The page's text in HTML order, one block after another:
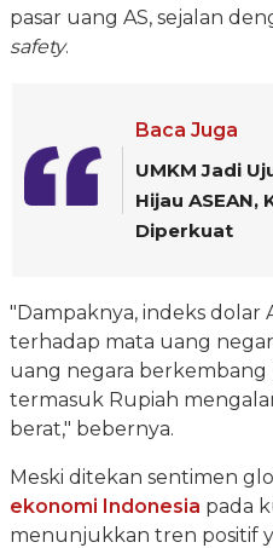
pasar uang AS, sejalan
safety.
Baca Juga
UMKM Jadi
Hijau
Diperkuat
"Dampaknya, indeks dolar
terhadap mata uang
uang negara berkembang
termasuk Rupiah
berat," bebernya.
Meski ditekan sentimen
ekonomi Indonesia pada
menunjukkan tren positif